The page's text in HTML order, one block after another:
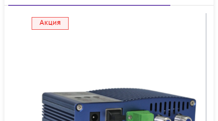
Акция